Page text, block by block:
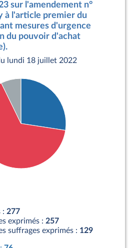
sur l'amendement n°
à l'article premier du
mesures d'urgence
du pouvoir d'achat
lundi 18 juillet 2022
: 181 députés
: 277
exprimés : 257
suffrages exprimés : 129